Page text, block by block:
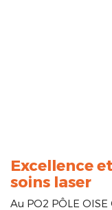
Excellence
soins laser
Au PO2 PÔLE